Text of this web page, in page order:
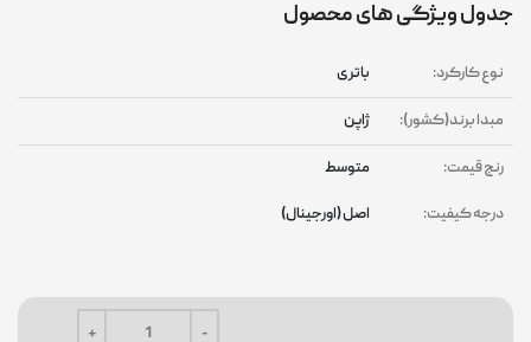
جدول ویژگی های محصول
نوع کارکرد: باتری
مبدا برند(کشور): ژاپن
رنج قیمت: متوسط
درجه کیفیت: اصل (اورجینال)